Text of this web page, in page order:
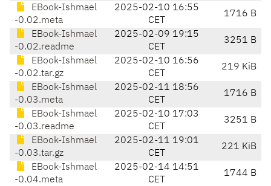
EBook-Ishmael
-0.02.meta
2025-02-10 16:55
CET
1716 B
EBook-Ishmael
-0.02.readme
2025-02-09 19:15
CET
3251 B
EBook-Ishmael
-0.02.tar.gz
2025-02-10 16:56
CET
219 KiB
EBook-Ishmael
-0.03.meta
2025-02-11 18:56
CET
1716 B
EBook-Ishmael
-0.03.readme
2025-02-10 17:03
CET
3251 B
EBook-Ishmael
-0.03.tar.gz
2025-02-11 19:01
CET
221 KiB
EBook-Ishmael
-0.04.meta
2025-02-14 14:51
CET
1744 B